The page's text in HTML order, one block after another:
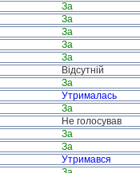
За
За
За
За
За
Відсутній
За
Утрималась
За
Не голосував
За
За
Утримався